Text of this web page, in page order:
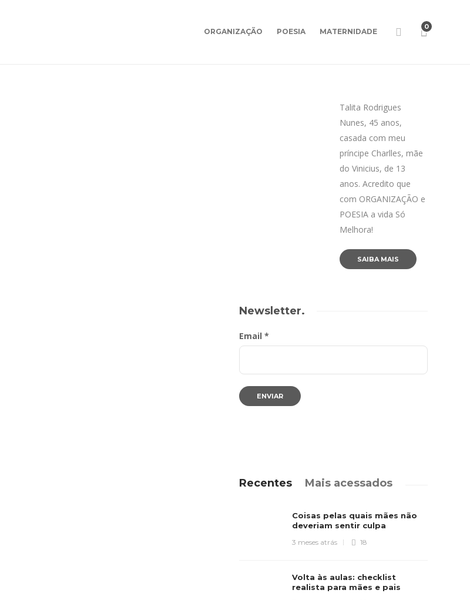
ORGANIZAÇÃO POESIA MATERNIDADE
0
Talita Rodrigues
Nunes, 45 anos,
casada com meu
príncipe Charlles, mãe
do Vinicius, de 13
anos. Acredito que
com ORGANIZAÇÃO e
POESIA a vida Só
Melhora!
SAIBA MAIS
Newsletter.
Email *
Recentes Mais acessados
Coisas pelas quais mães não
deveriam sentir culpa
3 meses atrás 18
Volta às aulas: checklist
realista para mães e pais